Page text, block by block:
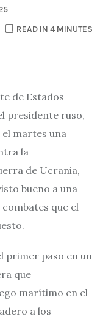
READ IN 4 MINUTES
de Estados
presidente ruso,
martes una
la
de Ucrania,
bueno a una
que el
primer paso en un
que
marítimo en el
a los